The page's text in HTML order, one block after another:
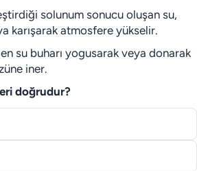
solunum sonucu oluşan su,
karışarak atmosfere yükselir.
su buharı yogusarak veya donarak
iner.
doğrudur?